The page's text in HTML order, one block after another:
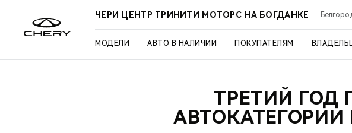
ЧЕРИ ЦЕНТР ТРИНИТИ МОТОРС НА БОГДАНКЕ
МОДЕЛИ АВТО В НАЛИЧИИ ПОКУПАТЕЛЯМ
ТРЕТИЙ ГОД
АВТОКАТЕГОРИИ